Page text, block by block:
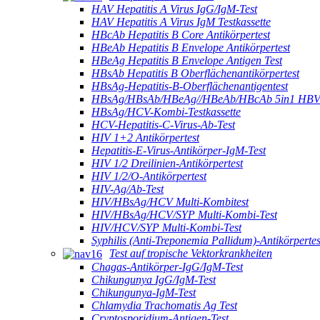
HAV Hepatitis A Virus IgG/IgM-Test
HAV Hepatitis A Virus IgM Testkassette
HBcAb Hepatitis B Core Antikörpertest
HBeAb Hepatitis B Envelope Antikörpertest
HBeAg Hepatitis B Envelope Antigen Test
HBsAb Hepatitis B Oberflächenantikörpertest
HBsAg-Hepatitis-B-Oberflächenantigentest
HBsAg/HBsAb/HBeAg//HBeAb/HBcAb 5in1
HBsAg/HCV-Kombi-Testkassette
HCV-Hepatitis-C-Virus-Ab-Test
HIV 1+2 Antikörpertest
Hepatitis-E-Virus-Antikörper-IgM-Test
HIV 1/2 Dreilinien-Antikörpertest
HIV 1/2/O-Antikörpertest
HIV-Ag/Ab-Test
HIV/HBsAg/HCV Multi-Kombitest
HIV/HBsAg/HCV/SYP Multi-Kombi-Test
HIV/HCV/SYP Multi-Kombi-Test
Syphilis (Anti-Treponemia Pallidum)-
Test auf tropische Vektorkrankheiten
Chagas-Antikörper-IgG/IgM-Test
Chikungunya IgG/IgM-Test
Chikungunya-IgM-Test
Chlamydia Trachomatis Ag Test